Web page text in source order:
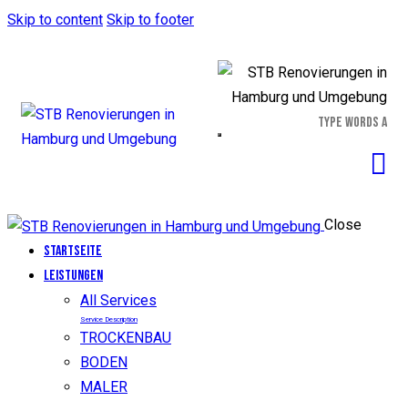
Skip to content Skip to footer
Close
Startseite
LEISTUNGEN
All Services
Service Description
TROCKENBAU
BODEN
MALER